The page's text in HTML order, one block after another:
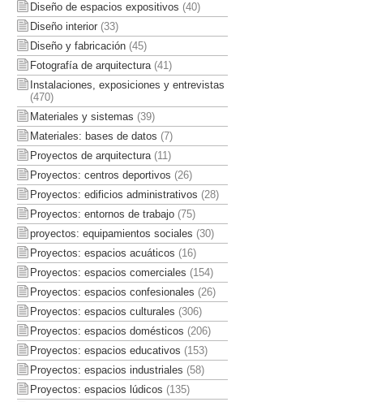
Diseño de espacios expositivos (40)
Diseño interior(33)
Diseño y fabricación(45)
Fotografía de arquitectura(41)
Instalaciones, exposiciones y entrevistas
(470)
Materiales y sistemas (39)
Materiales: bases de datos (7)
Proyectos de arquitectura(11)
Proyectos: centros deportivos (26)
Proyectos: edificios administrativos (28)
Proyectos: entornos de trabajo(75)
proyectos: equipamientos sociales (30)
Proyectos: espacios acuáticos (16)
Proyectos: espacios comerciales (154)
Proyectos: espacios confesionales (26)
Proyectos: espacios culturales (306)
Proyectos: espacios domésticos (206)
Proyectos: espacios educativos (153)
Proyectos: espacios industriales (58)
Proyectos: espacios lúdicos (135)